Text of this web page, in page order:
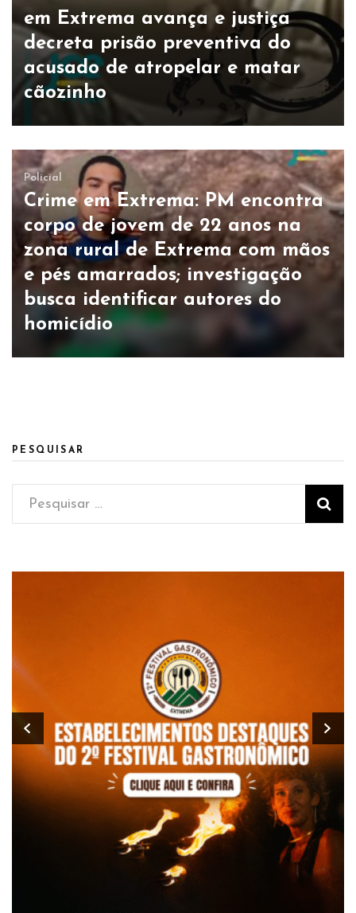
em Extrema avança e justiça
decreta prisão preventiva do
acusado de atropelar e matar
cãozinho
Policial
Crime em Extrema: PM encontra
corpo de jovem de 22 anos na
zona rural de Extrema com mãos
e pés amarrados; investigação
busca identificar autores do
homicídio
PESQUISAR
Pesquisar
por: